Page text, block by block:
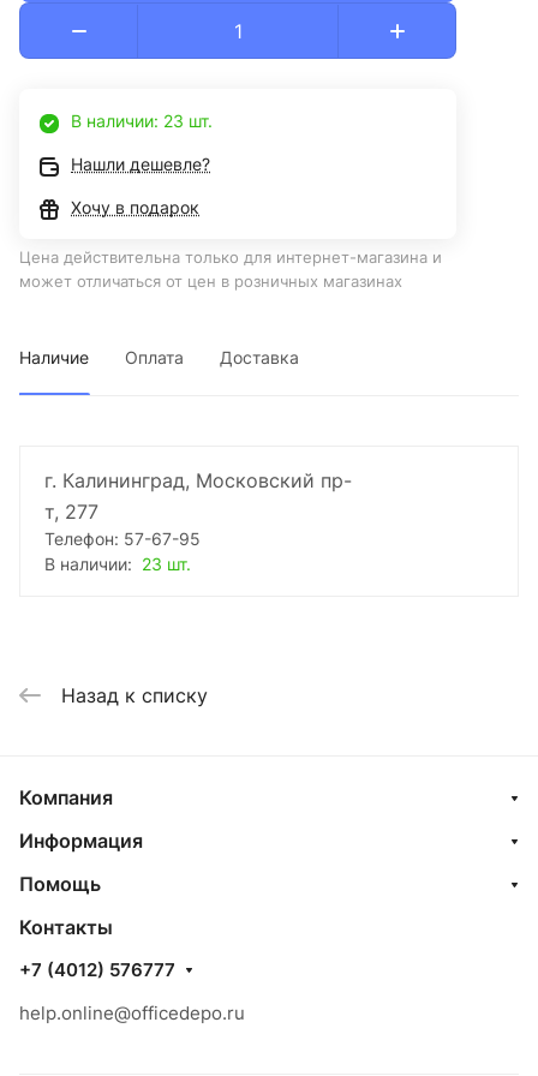
В наличии: 23 шт.
Нашли дешевле?
Хочу в подарок
Цена действительна только для интернет-магазина и
может отличаться от цен в розничных магазинах
Наличие Оплата Доставка
г. Калининград, Московский пр-
т, 277
Телефон: 57-67-95
В наличии: 23 шт.
Назад к списку
Компания
Информация
Помощь
Контакты
+7 (4012) 576777
help.online@officedepo.ru